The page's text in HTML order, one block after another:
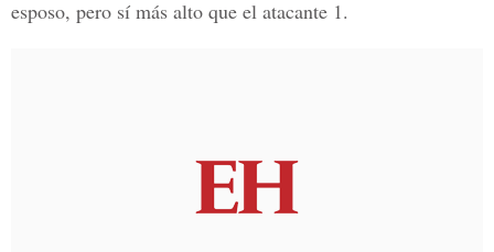
esposo, pero sí más alto que el atacante 1.